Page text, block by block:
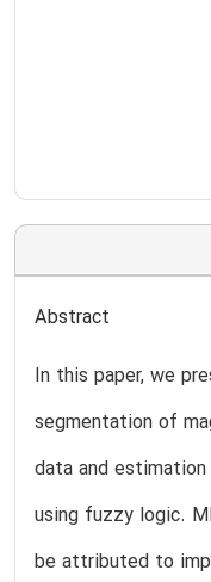
Abstract
In this paper, we
segmentation of
data and
using fuzzy logic.
be attributed to